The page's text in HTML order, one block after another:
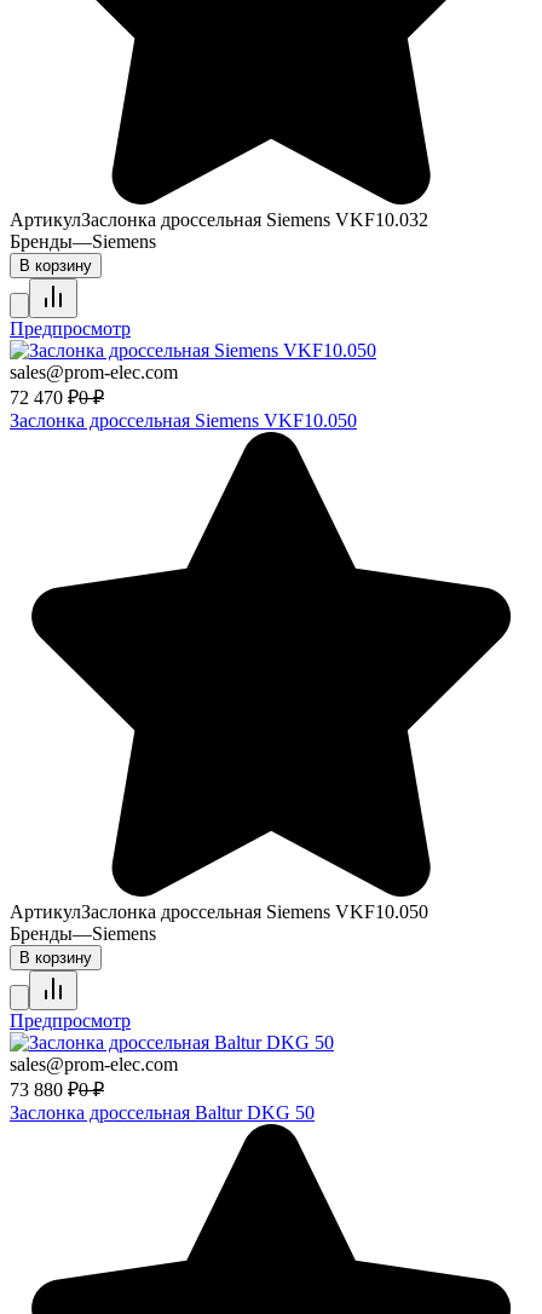
АртикулЗаслонка дроссельная Siemens VKF10.032
Бренды—Siemens
В корзину
Предпросмотр
sales@prom-elec.com
72 470 ₽0 ₽
Заслонка дроссельная Siemens VKF10.050
АртикулЗаслонка дроссельная Siemens VKF10.050
Бренды—Siemens
В корзину
Предпросмотр
sales@prom-elec.com
73 880 ₽0 ₽
Заслонка дроссельная Baltur DKG 50